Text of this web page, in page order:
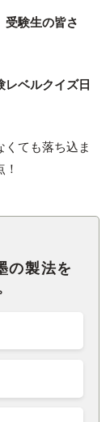
受験生の皆さ
レベルクイズ日
ても落ち込ま
の製法を